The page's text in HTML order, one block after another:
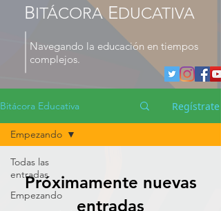
BITÁCORAEDUCATIVA
Navegando la educación en tiempos
complejos.
Bitácora Educativa Regístrate
Todas las
entradas
Empezando
Empezando
Próximamente nuevas
entradas